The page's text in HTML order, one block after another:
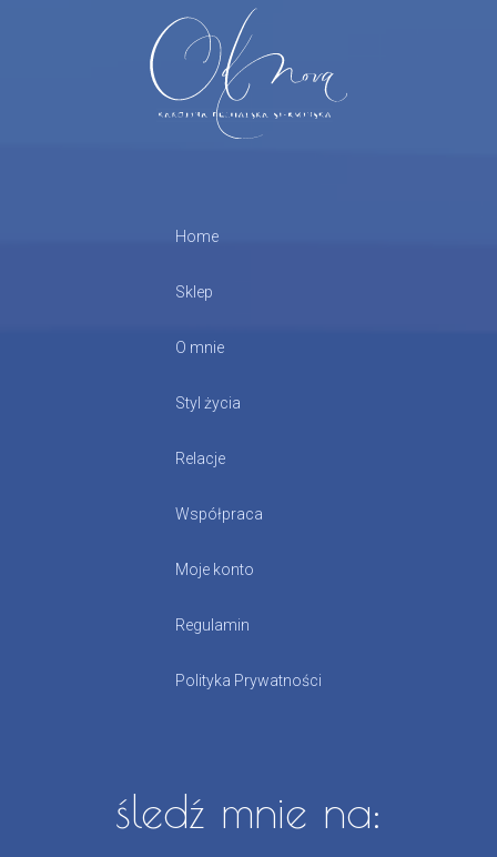
Home
Sklep
O mnie
Styl życia
Relacje
Współpraca
Moje konto
Regulamin
Polityka Prywatności
śledź mnie na: